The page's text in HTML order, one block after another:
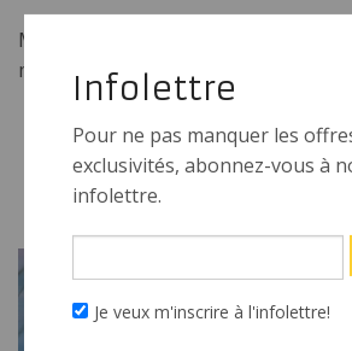
Mathieu Lacroix
mlacroix@koscene.ca
FICHES
Infolettre
Pour ne pas manquer les
exclusivités, abonnez-vous à
infolettre.
Je veux m'inscrire à l'infolettre!